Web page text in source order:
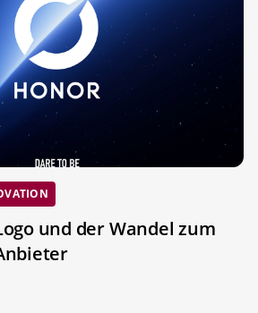
und der Wandel zum